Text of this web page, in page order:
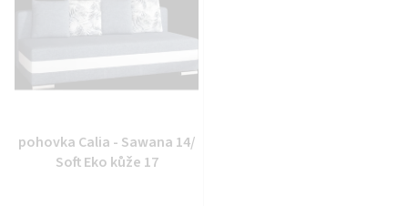
pohovka Calia - Sawana 14/
Soft Eko kůže 17